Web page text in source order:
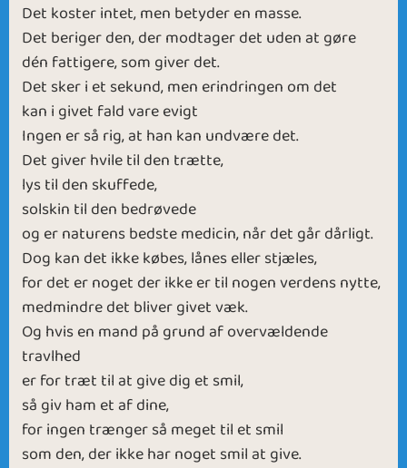
Det koster intet, men betyder en masse.
Det beriger den, der modtager det uden at gøre
dén fattigere, som giver det.
Det sker i et sekund, men erindringen om det
kan i givet fald vare evigt
Ingen er så rig, at han kan undvære det.
Det giver hvile til den trætte,
lys til den skuffede,
solskin til den bedrøvede
og er naturens bedste medicin, når det går dårligt.
Dog kan det ikke købes, lånes eller stjæles,
for det er noget der ikke er til nogen verdens nytte,
medmindre det bliver givet væk.
Og hvis en mand på grund af overvældende
travlhed
er for træt til at give dig et smil,
så giv ham et af dine,
for ingen trænger så meget til et smil
som den, der ikke har noget smil at give.